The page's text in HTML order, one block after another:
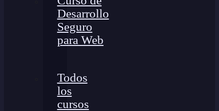
Desarrollo
Seguro
para Web
Todos
los
cursos